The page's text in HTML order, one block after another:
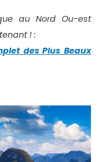
au Nord Ou-est
! :
des Plus Beaux